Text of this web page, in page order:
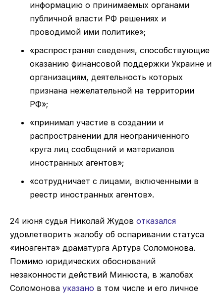
информацию о принимаемых органами
публичной власти РФ решениях и
проводимой ими политике»;
«распространял сведения, способствующие
оказанию финансовой поддержки Украине и
организациям, деятельность которых
признана нежелательной на территории
РФ»;
«принимал участие в создании и
распространении для неограниченного
круга лиц сообщений и материалов
иностранных агентов»;
«сотрудничает с лицами, включенными в
реестр иностранных агентов».
24 июня судья Николай Жудов отказался
удовлетворить жалобу об оспаривании статуса
«иноагента» драматурга Артура Соломонова.
Помимо юридических обоснований
незаконности действий Минюста, в жалобах
Соломонова указано в том числе и его личное